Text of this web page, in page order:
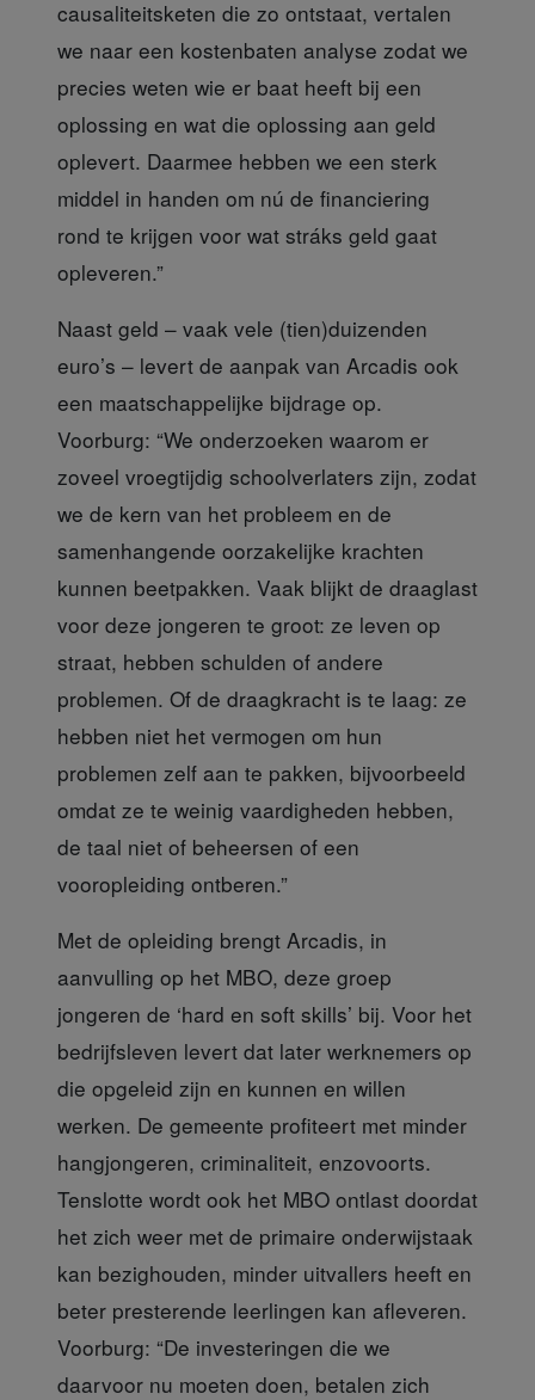
causaliteitsketen die zo ontstaat, vertalen
we naar een kostenbaten analyse zodat we
precies weten wie er baat heeft bij een
oplossing en wat die oplossing aan geld
oplevert. Daarmee hebben we een sterk
middel in handen om nú de financiering
rond te krijgen voor wat stráks geld gaat
opleveren.”
Naast geld – vaak vele (tien)duizenden
euro’s – levert de aanpak van Arcadis ook
een maatschappelijke bijdrage op.
Voorburg: “We onderzoeken waarom er
zoveel vroegtijdig schoolverlaters zijn, zodat
we de kern van het probleem en de
samenhangende oorzakelijke krachten
kunnen beetpakken. Vaak blijkt de draaglast
voor deze jongeren te groot: ze leven op
straat, hebben schulden of andere
problemen. Of de draagkracht is te laag: ze
hebben niet het vermogen om hun
problemen zelf aan te pakken, bijvoorbeeld
omdat ze te weinig vaardigheden hebben,
de taal niet of beheersen of een
vooropleiding ontberen.”
Met de opleiding brengt Arcadis, in
aanvulling op het MBO, deze groep
jongeren de ‘hard en soft skills’ bij. Voor het
bedrijfsleven levert dat later werknemers op
die opgeleid zijn en kunnen en willen
werken. De gemeente profiteert met minder
hangjongeren, criminaliteit, enzovoorts.
Tenslotte wordt ook het MBO ontlast doordat
het zich weer met de primaire onderwijstaak
kan bezighouden, minder uitvallers heeft en
beter presterende leerlingen kan afleveren.
Voorburg: “De investeringen die we
daarvoor nu moeten doen, betalen zich